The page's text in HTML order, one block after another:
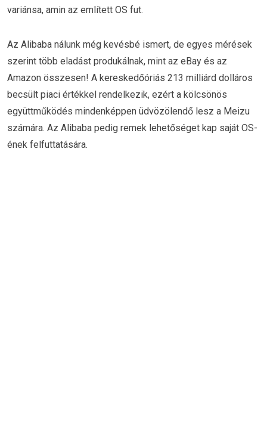
variánsa, amin az említett OS fut.
Az Alibaba nálunk még kevésbé ismert, de egyes mérések
szerint több eladást produkálnak, mint az eBay és az
Amazon összesen! A kereskedőóriás 213 milliárd dolláros
becsült piaci értékkel rendelkezik, ezért a kölcsönös
együttműködés mindenképpen üdvözölendő lesz a Meizu
számára. Az Alibaba pedig remek lehetőséget kap saját OS-
ének felfuttatására.